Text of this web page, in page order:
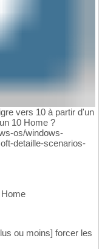
vers 10 à partir d'un
10 Home ?
os/windows-
detaille-scenarios-
ou moins] forcer les